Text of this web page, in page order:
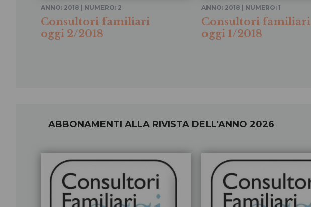
ANNO: 2018 | NUMERO: 2
Consultori familiari
oggi 2/2018
ANNO: 2018 | NUMERO: 1
Consultori familiari
oggi 1/2018
ABBONAMENTI ALLA RIVISTA DELL'ANNO 2026